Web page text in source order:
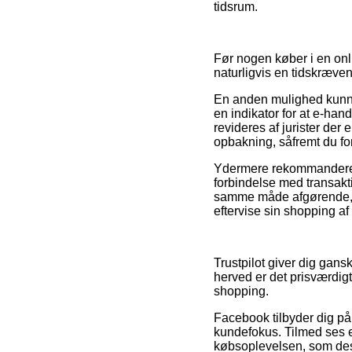
tidsrum.
Før nogen køber i en
naturligvis en
En anden mulighed
en indikator for at e-
revideres af jurister der
opbakning, såfremt du
Ydermere
forbindelse med
samme måde
eftervise sin shopping
Trustpilot giver dig
herved er det
shopping.
Facebook tilbyder dig
kundefokus. Tilmed ses
købsoplevelsen, som